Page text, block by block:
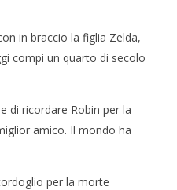
in braccio la figlia Zelda,
compi un quarto di secolo
di ricordare Robin per la
amico. Il mondo ha
per la morte